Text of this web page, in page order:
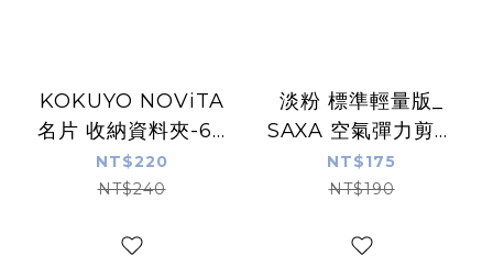
KOKUYO NOViTA
名片 收納資料夾-60
枚
NT$220
NT$240
淡粉 標準輕量版_
SAXA 空氣彈力剪刀
｜日本KOKUYO
NT$175
NT$190